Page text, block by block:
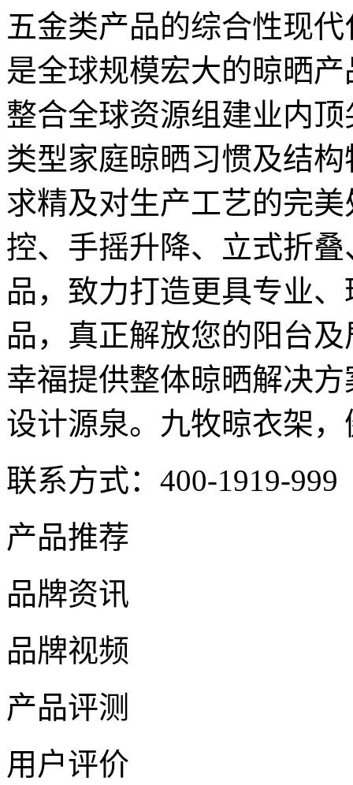
五金类产品的综合性现
是全球规模宏大的晾
整合全球资源组建业内
类型家庭晾晒习惯及结
求精及对生产工艺的完
控、手摇升降、立式折
品，致力打造更具专业
品，真正解放您的阳台
幸福提供整体晾晒解
设计源泉。九牧晾衣架
联系方式：400-1919-999
产品推荐
品牌资讯
品牌视频
产品评测
用户评价